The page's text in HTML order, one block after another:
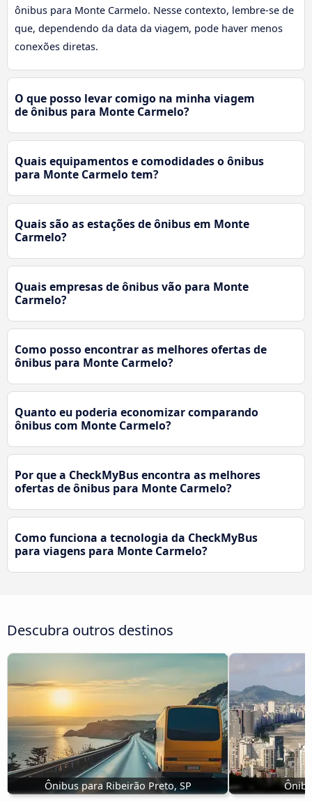
ônibus para Monte Carmelo. Nesse contexto, lembre-se de
que, dependendo da data da viagem, pode haver menos
conexões diretas.
O que posso levar comigo na minha viagem
de ônibus para Monte Carmelo?
Quais equipamentos e comodidades o ônibus
para Monte Carmelo tem?
Quais são as estações de ônibus em Monte
Carmelo?
Quais empresas de ônibus vão para Monte
Carmelo?
Como posso encontrar as melhores ofertas de
ônibus para Monte Carmelo?
Quanto eu poderia economizar comparando
ônibus com Monte Carmelo?
Por que a CheckMyBus encontra as melhores
ofertas de ônibus para Monte Carmelo?
Como funciona a tecnologia da CheckMyBus
para viagens para Monte Carmelo?
Descubra outros destinos
Ônibus para Ribeirão Preto, SP